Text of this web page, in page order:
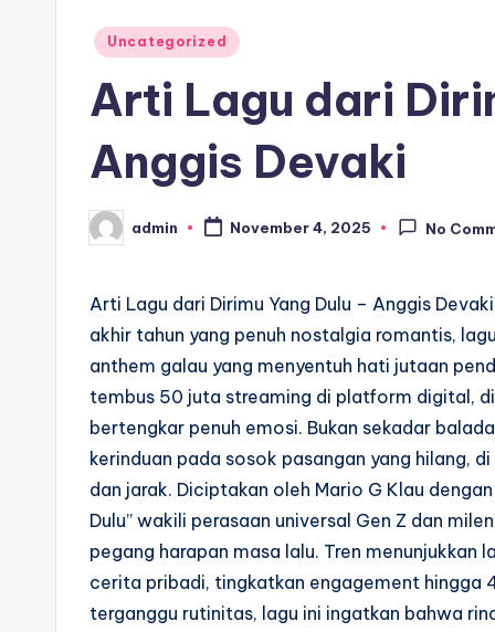
Posted
Uncategorized
Arti Lagu dari
Anggis Devaki
Posted
by
admin November 4, 2025 No
Arti Lagu dari Dirimu Yang Dulu – Anggis
akhir tahun yang penuh nostalgia romantis,
anthem galau yang menyentuh hati jutaan
tembus 50 juta streaming di platform digital,
bertengkar penuh emosi. Bukan sekadar
kerinduan pada sosok pasangan yang hilang,
dan jarak. Diciptakan oleh Mario G Klau
Dulu” wakili perasaan universal Gen Z dan
pegang harapan masa lalu. Tren
cerita pribadi, tingkatkan engagement hingga
terganggu rutinitas, lagu ini ingatkan bahwa